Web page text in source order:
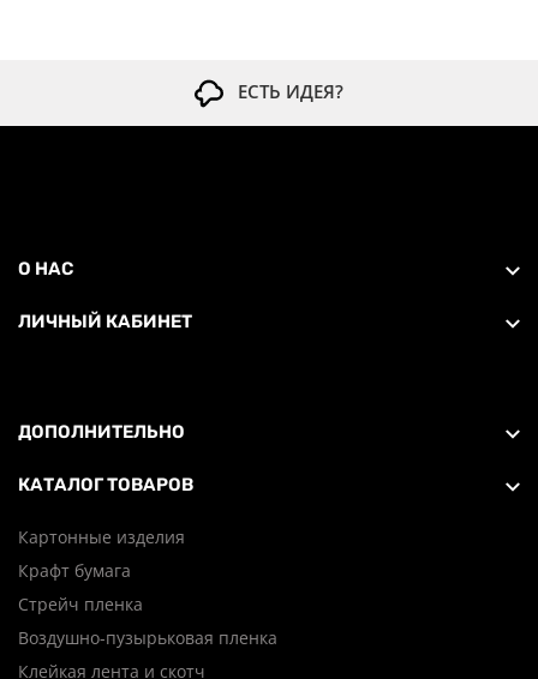
ЕСТЬ ИДЕЯ?
О НАС
ЛИЧНЫЙ КАБИНЕТ
ДОПОЛНИТЕЛЬНО
КАТАЛОГ ТОВАРОВ
Картонные изделия
Крафт бумага
Стрейч пленка
Воздушно-пузырьковая пленка
Клейкая лента и скотч